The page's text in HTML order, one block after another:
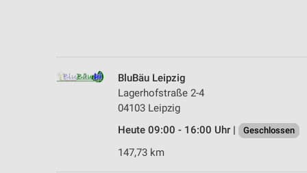
BluBäu Leipzig
Lagerhofstraße 2-4
04103 Leipzig
Heute 09:00 - 16:00 Uhr |
Geschlossen
147,73 km